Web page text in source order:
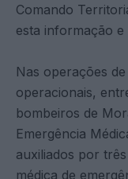
Comando
esta informação e
Nas operações
operacionais,
bombeiros de
Emergência
auxiliados por
médica de